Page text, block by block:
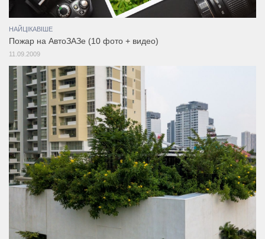
НАЙЦІКАВІШЕ
Пожар на АвтоЗАЗе (10 фото + видео)
11.09.2009